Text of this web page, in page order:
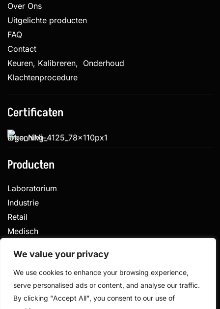
We value your privacy
We use cookies to enhance your browsing experience,
serve personalised ads or content, and analyse our traffic.
By clicking "Accept All", you consent to our use of
Over Ons
Uitgelichte producten
FAQ
Contact
Keuren, Kalibreren, Onderhoud
Klachtenprocedure
Certificaten
Producten
Laboratorium
Industrie
Retail
Medisch
Privacy Algemene voorwaarden